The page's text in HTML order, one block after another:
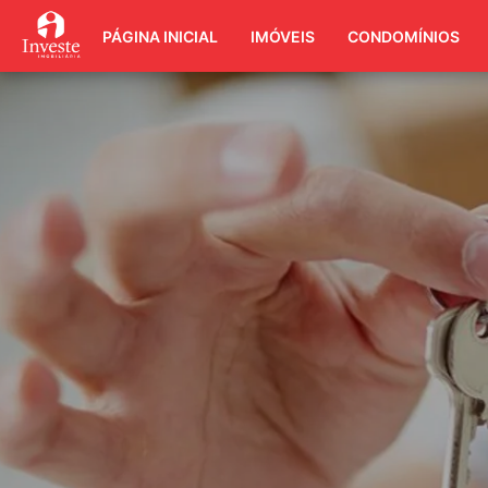
PÁGINA INICIAL IMÓVEIS CONDOMÍNIOS